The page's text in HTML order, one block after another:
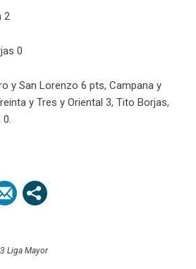
2
0
y San Lorenzo 6 pts, Campana y
y Tres y Oriental 3, Tito Borjas,
Liga Mayor